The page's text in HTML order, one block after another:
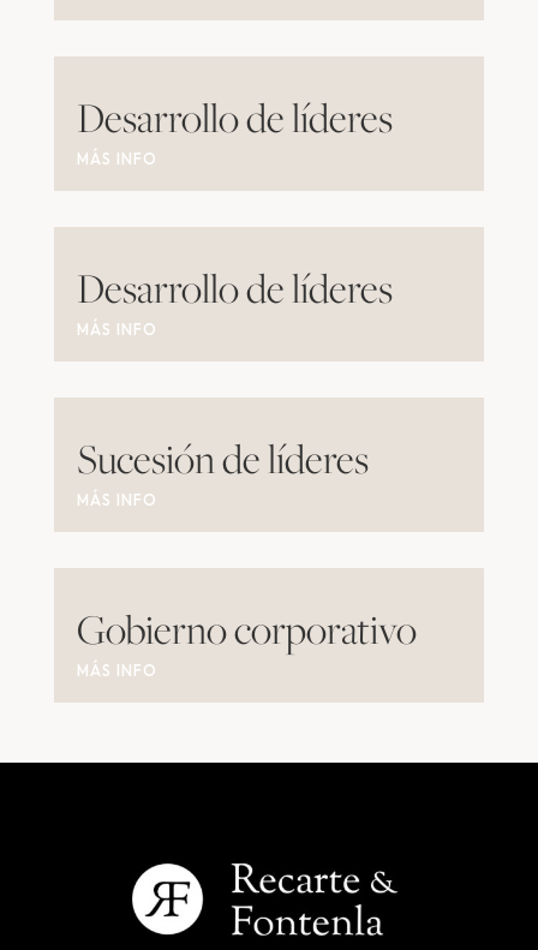
Desarrollo de líderes
MÁS INFO
Desarrollo de líderes
MÁS INFO
Sucesión de líderes
MÁS INFO
Gobierno corporativo
MÁS INFO